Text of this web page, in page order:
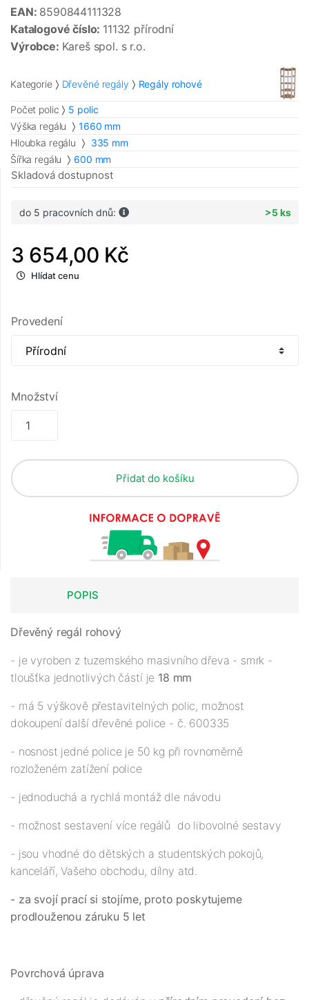
EAN: 8590844111328
Katalogové číslo: 11132 přírodní
Výrobce: Kareš spol. s r.o.
Kategorie Dřevěné regály Regály rohové
Počet polic
5 polic
Výška regálu
1660 mm
Hloubka regálu
335 mm
Šířka regálu
600 mm
Skladová dostupnost
do 5 pracovních dnů: >5 ks
3 654,00 Kč
Hlídat cenu
Provedení
Množství
Přidat do košíku
POPIS
Dřevěný regál rohový
- je vyroben z tuzemského masivního dřeva - smrk -
tloušťka jednotlivých částí je 18 mm
- má 5 výškově přestavitelných polic, možnost
dokoupení další dřevěné police - č. 600335
- nosnost jedné police je 50 kg při rovnoměrně
rozloženém zatížení police
- jednoduchá a rychlá montáž dle návodu
- možnost sestavení více regálů do libovolné sestavy
- jsou vhodné do dětských a studentských pokojů,
kanceláří, Vašeho obchodu, dílny atd.
- za svojí prací si stojíme, proto poskytujeme
prodlouženou záruku 5 let
Povrchová úprava